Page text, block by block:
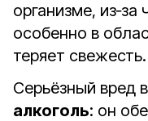
организме,
особенно в
теряет свежесть.
Серьёзный вред
алкоголь: он